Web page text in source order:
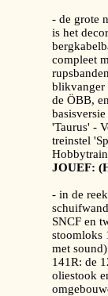
- de grote
is het
compleet
blikvanger
de ÖBB,
'Taurus' -
treinstel
Hobbytrain
JOUEF:
- in de
SNCF en
stoomloks
met
141R: de
oliestook